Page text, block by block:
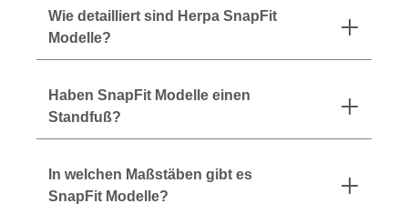
Wie detailliert sind Herpa SnapFit
Modelle?
Haben SnapFit Modelle einen
Standfuß?
In welchen Maßstäben gibt es
SnapFit Modelle?